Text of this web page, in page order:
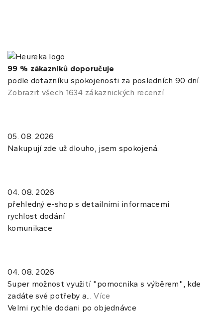
99 % zákazníků doporučuje
podle dotazníku spokojenosti za posledních 90 dní.
Zobrazit všech 1634 zákaznických recenzí
05. 08. 2026
Nakupují zde už dlouho, jsem spokojená.
04. 08. 2026
přehledný e-shop s detailními informacemi
rychlost dodání
komunikace
04. 08. 2026
Super možnost využití "pomocnika s výběrem", kde
zadáte své potřeby a...Více
Velmi rychle dodani po objednávce